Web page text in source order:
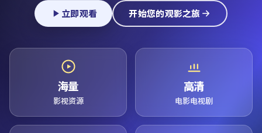
立即观看 开始您的观影之旅
海量
影视资源
高清
电影电视剧